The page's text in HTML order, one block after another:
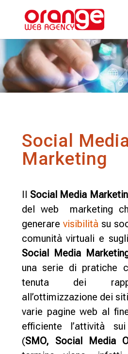
Social
Marketing
Il Social Media
del web marketing
generare visibilitàsu
comunità virtuali e
Social Media
una serie di pratiche
tenuta dei
all’ottimizzazione dei
varie pagine web al
efficiente l’attività
(SMO, Social Media